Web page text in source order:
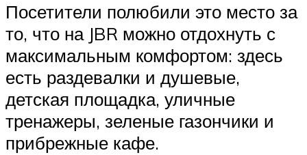
Посетители полюбили это место за
то, что на JBR можно отдохнуть с
максимальным комфортом: здесь
есть раздевалки и душевые,
детская площадка, уличные
тренажеры, зеленые газончики и
прибрежные кафе.